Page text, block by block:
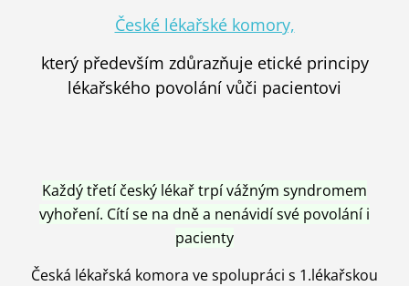
České lékařské komory,
který především zdůrazňuje etické principy
lékařského povolání vůči pacientovi
Každý třetí český lékař trpí vážným syndromem
vyhoření. Cítí se na dně a nenávidí své povolání i
pacienty
Česká lékařská komora ve spolupráci s 1.lékařskou